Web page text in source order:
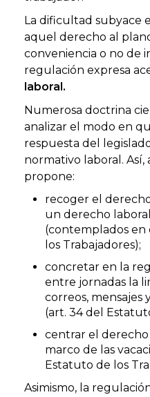
La dificultad subyace
aquel derecho al
conveniencia o no de
regulación expresa
laboral.
Numerosa doctrina
analizar el modo en
respuesta del
normativo laboral.
propone:
recoger el
un derecho
(contemplados en
los Trabajadores);
concretar en la
entre jornadas la
correos, mensajes
(art. 34 del
centrar el derecho
marco de las
Estatuto de los
Asimismo, la